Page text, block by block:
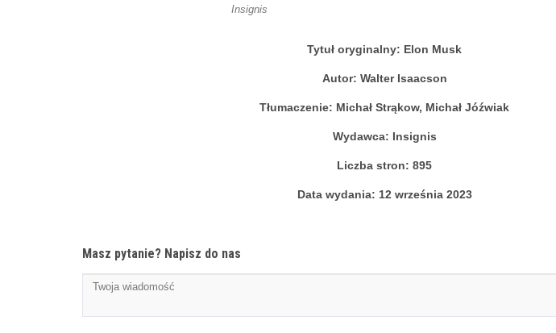
Insignis
Tytuł oryginalny: Elon Musk
Autor: Walter Isaacson
Tłumaczenie: Michał Strąkow, Michał Jóźwiak
Wydawca: Insignis
Liczba stron: 895
Data wydania: 12 września 2023
Masz pytanie? Napisz do nas